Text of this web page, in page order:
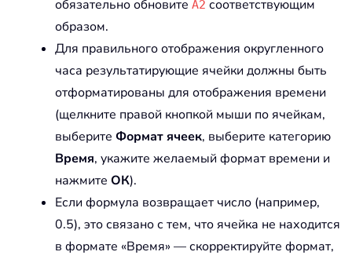
обязательно обновите A2 соответствующим
образом.
Для правильного отображения округленного
часа результатирующие ячейки должны быть
отформатированы для отображения времени
(щелкните правой кнопкой мыши по ячейкам,
выберите Формат ячеек, выберите категорию
Время, укажите желаемый формат времени и
нажмите ОК).
Если формула возвращает число (например,
0.5), это связано с тем, что ячейка не находится
в формате «Время» — скорректируйте формат,